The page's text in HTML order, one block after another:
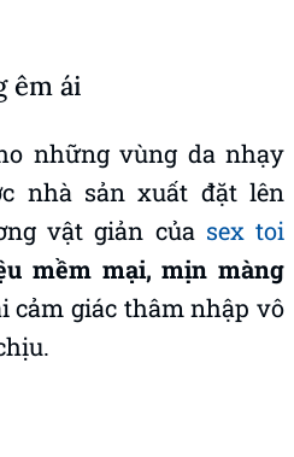
ái
nhà sản xuất đặt lên
vật giản củasex toi
mềm mại, mịn màng
cảm giác thâm nhập vô